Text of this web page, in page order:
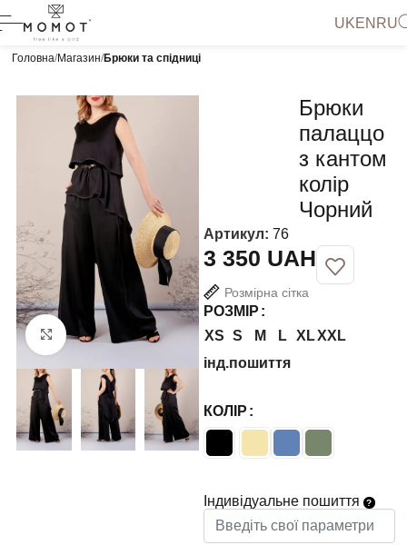
UKEN RU
Головна Магазин Брюки та спідниці
Натисніть, щоб збільшити
Брюки
палаццо
з кантом
колір
Чорний
Артикул: 76
UAH
Розмірна сітка
РОЗМІР
XS S M L XLXXL
інд.пошиття
КОЛІР
Індивідуальне пошиття